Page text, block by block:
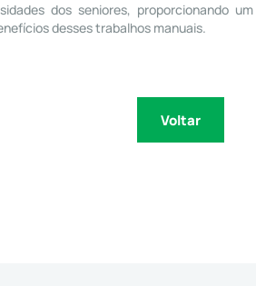
dos seniores, proporcionando
desses trabalhos manuais.
Voltar